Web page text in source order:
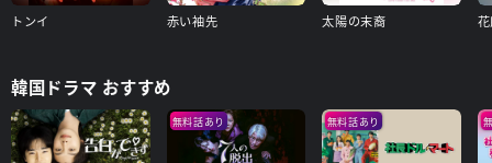
トンイ 赤い袖先 太陽の末裔
韓国ドラマ おすすめ
無料話あり 無料話あり